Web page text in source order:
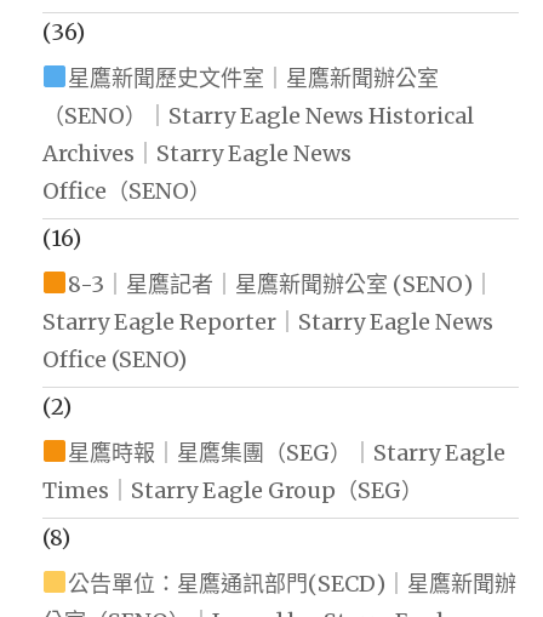
(36)
星鷹新聞歷史文件室｜星鷹新聞辦公室
（SENO）｜Starry Eagle News Historical
Archives｜Starry Eagle News
Office（SENO）
(16)
8-3｜星鷹記者｜星鷹新聞辦公室 (SENO)｜
Starry Eagle Reporter｜Starry Eagle News
Office (SENO)
(2)
星鷹時報｜星鷹集團（SEG）｜Starry Eagle
Times｜Starry Eagle Group（SEG）
(8)
公告單位：星鷹通訊部門(SECD)｜星鷹新聞辦